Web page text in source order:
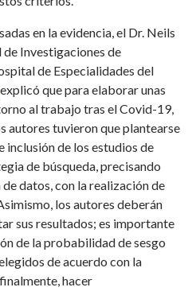
en la evidencia, el Dr. Neils
de Investigaciones de
de Especialidades del
explicó que para elaborar unas
al trabajo tras el Covid-19,
autores tuvieron que plantearse
inclusión de los estudios de
de búsqueda, precisando
datos, con la realización de
los autores deberán
sus resultados; es importante
de la probabilidad de sesgo
de acuerdo con la
hacer